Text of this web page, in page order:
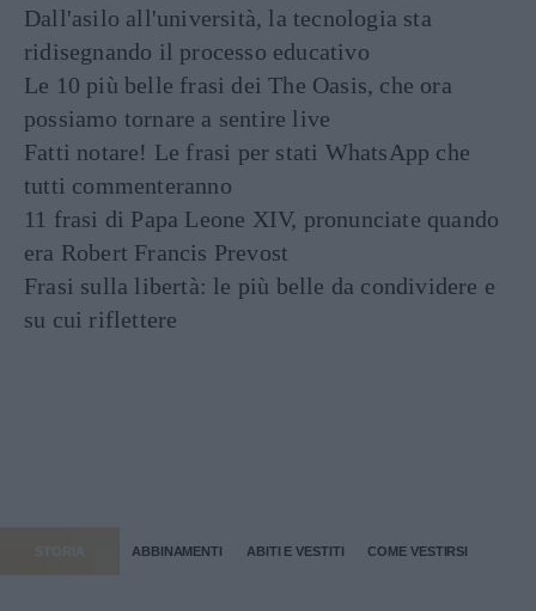
Dall'asilo all'università, la tecnologia sta
ridisegnando il processo educativo
Le 10 più belle frasi dei The Oasis, che ora
possiamo tornare a sentire live
Fatti notare! Le frasi per stati WhatsApp che
tutti commenteranno
11 frasi di Papa Leone XIV, pronunciate quando
era Robert Francis Prevost
Frasi sulla libertà: le più belle da condividere e
su cui riflettere
STORIA ABBINAMENTI ABITI E VESTITI COME VESTIRSI